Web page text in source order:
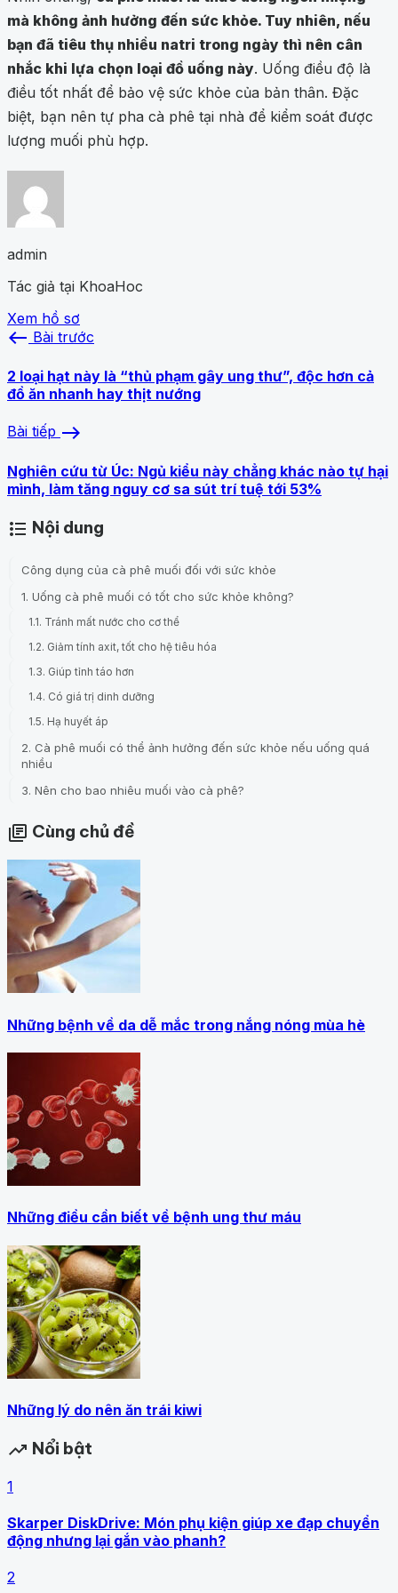
mà không ảnh hưởng đến sức khỏe. Tuy nhiên, nếu
bạn đã tiêu thụ nhiều natri trong ngày thì nên cân
nhắc khi lựa chọn loại đồ uống này. Uống điều độ là
điều tốt nhất để bảo vệ sức khỏe của bản thân. Đặc
biệt, bạn nên tự pha cà phê tại nhà để kiểm soát được
lượng muối phù hợp.
admin
Tác giả tại KhoaHoc
Xem hồ sơ
west Bài trước
2 loại hạt này là “thủ phạm gây ung thư”, độc hơn cả
đồ ăn nhanh hay thịt nướng
Bài tiếp east
Nghiên cứu từ Úc: Ngủ kiểu này chẳng khác nào tự hại
mình, làm tăng nguy cơ sa sút trí tuệ tới 53%
format_list_bulleted Nội dung
Công dụng của cà phê muối đối với sức khỏe
1. Uống cà phê muối có tốt cho sức khỏe không?
1.1. Tránh mất nước cho cơ thể
1.2. Giảm tính axit, tốt cho hệ tiêu hóa
1.3. Giúp tỉnh táo hơn
1.4. Có giá trị dinh dưỡng
1.5. Hạ huyết áp
2. Cà phê muối có thể ảnh hưởng đến sức khỏe nếu uống quá
nhiều
3. Nên cho bao nhiêu muối vào cà phê?
library_books Cùng chủ đề
Những bệnh về da dễ mắc trong nắng nóng mùa hè
Những điều cần biết về bệnh ung thư máu
Những lý do nên ăn trái kiwi
trending_up Nổi bật
1
Skarper DiskDrive: Món phụ kiện giúp xe đạp chuyển
động nhưng lại gắn vào phanh?
2